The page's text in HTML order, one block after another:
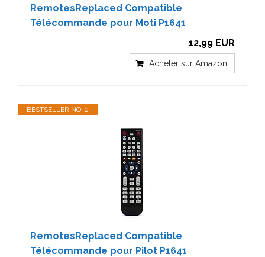
RemotesReplaced Compatible
Télécommande pour Moti P1641
12,99 EUR
Acheter sur Amazon
BESTSELLER NO. 2
RemotesReplaced Compatible
Télécommande pour Pilot P1641